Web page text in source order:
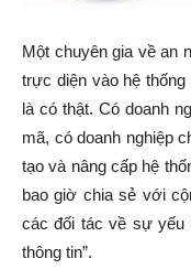
Một chuyên gia về an
trực diện vào hệ
là có thật. Có doanh
mã, có doanh nghiệp
tạo và nâng cấp hệ
bao giờ chia sẻ với
các đối tác về sự yếu
thông tin”.